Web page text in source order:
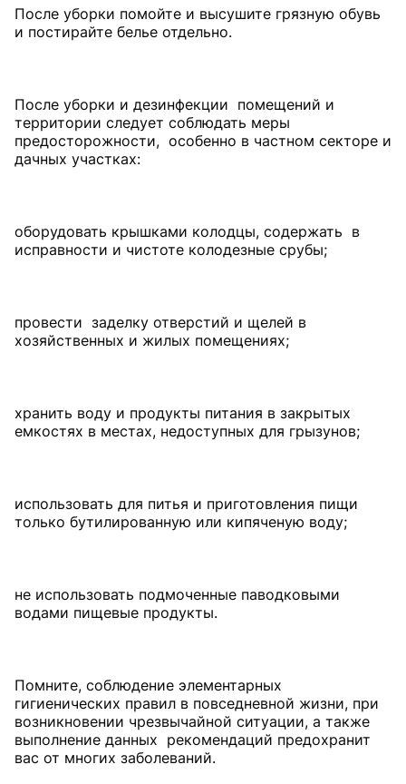
После уборки помойте и высушите грязную обувь
и постирайте белье отдельно.
После уборки и дезинфекции помещений и
территории следует соблюдать меры
предосторожности, особенно в частном секторе и
дачных участках:
оборудовать крышками колодцы, содержать в
исправности и чистоте колодезные срубы;
провести заделку отверстий и щелей в
хозяйственных и жилых помещениях;
хранить воду и продукты питания в закрытых
емкостях в местах, недоступных для грызунов;
использовать для питья и приготовления пищи
только бутилированную или кипяченую воду;
не использовать подмоченные паводковыми
водами пищевые продукты.
Помните, соблюдение элементарных
гигиенических правил в повседневной жизни, при
возникновении чрезвычайной ситуации, а также
выполнение данных рекомендаций предохранит
вас от многих заболеваний.